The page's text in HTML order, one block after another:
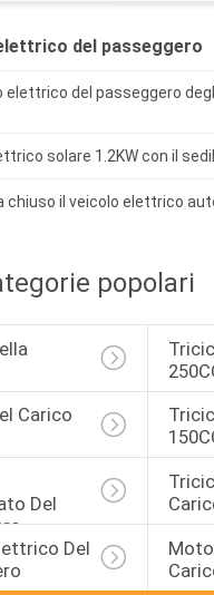
del passeggero
elettrico del passeggero
solare 1.2KW con il
chiuso il veicolo elettrico
popolari
Carico
Del
Del